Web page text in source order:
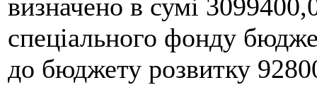
визначено в сумі
спеціального фонду
до бюджету розвитку